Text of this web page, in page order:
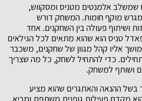
שמשלב אלמנטים מטניס ומסקווש,
מגרש מוקף חומות. המשחק דורש
ושיתוף פעולה בין השחקנים. אחד
טניס הוא שהוא מתאים לכל הגילאים
אליו קהל מגוון של שחקנים, משכבר
כדי להתחיל לשחק, כל מה שצריך
ושותף למשחק.
בשל ההנאה והאתגרים שהוא מציע